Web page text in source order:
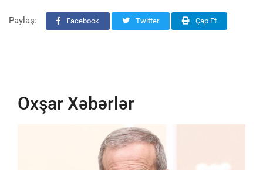
Paylaş: Facebook Twitter Çap Et
Oxşar Xəbərlər